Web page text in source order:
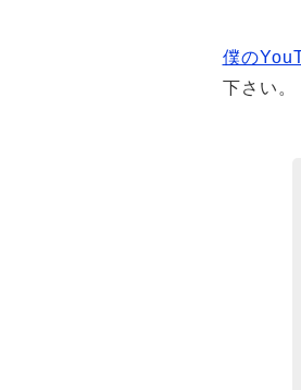
僕の
下さい。